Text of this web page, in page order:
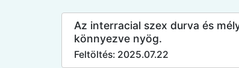
Az interracial szex durva és
könnyezve nyög.
Feltöltés: 2025.07.22